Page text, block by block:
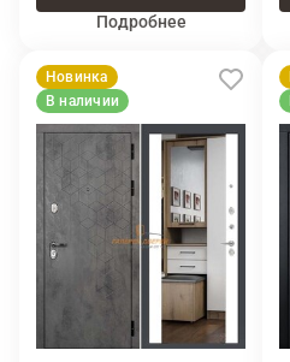
Подробнее
Новинка
В наличии